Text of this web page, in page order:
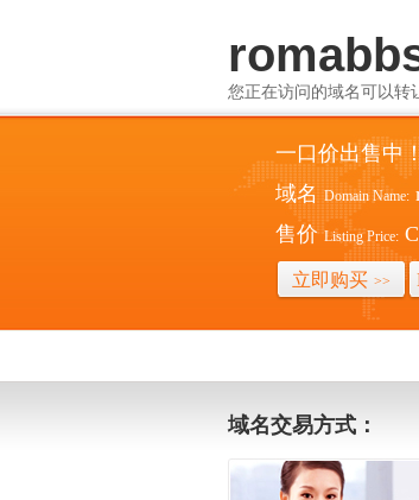
您正在访问的域名可以转
一口价出售中
域名 Domain Name:
售价 Listing Price:
立即购买 >>
域名交易方式：